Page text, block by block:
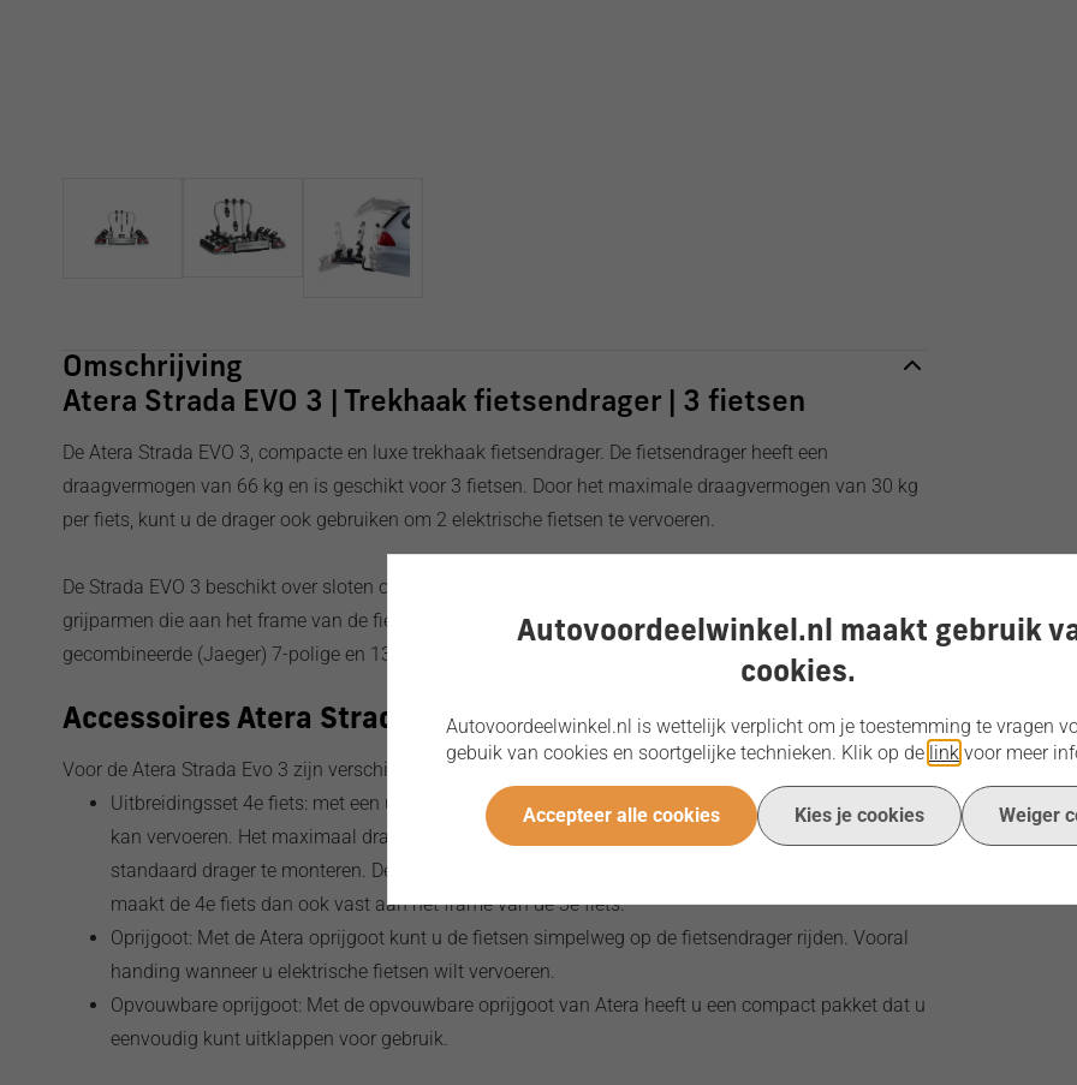
Omschrijving
Atera Strada EVO 3 | Trekhaak fietsendrager | 3 fietsen
De Atera Strada EVO 3, compacte en luxe trekhaak fietsendrager. De fietsendrager heeft een
draagvermogen van 66 kg en is geschikt voor 3 fietsen. Door het maximale draagvermogen van 30 kg
per fiets, kunt u de drager ook gebruiken om 2 elektrische fietsen te vervoeren.
De Strada EVO 3 beschikt over sloten op zowel de trekhaak bevestiging als op de framklemmen (de
grijparmen die aan het frame van de fiets worden bevestigd). Daarnaast heeft de EVO 3 een
gecombineerde (Jaeger) 7-polige en 13-polige stekkeraansluiting.
Accessoires Atera Strada Evo 3
Voor de Atera Strada Evo 3 zijn verschillende accessoires verkrijgbaar:
Uitbreidingsset 4e fiets: met een uitbreidingsset er voor kan zorgen dat de fietsendrager 4 fietsen
kan vervoeren. Het maximaal draagvermogen van de uitbreiding is 15 kg en eenvoudig aan de
standaard drager te monteren. De extra fietsgoot wordt geleverd met een dubbele frameklem, u
maakt de 4e fiets dan ook vast aan het frame van de 3e fiets.
Oprijgoot: Met de Atera oprijgoot kunt u de fietsen simpelweg op de fietsendrager rijden. Vooral
handing wanneer u elektrische fietsen wilt vervoeren.
Opvouwbare oprijgoot: Met de opvouwbare oprijgoot van Atera heeft u een compact pakket dat u
eenvoudig kunt uitklappen voor gebruik.
Autovoordeelwinkel.nl maakt gebruik
cookies.
Autovoordeelwinkel.nl is wettelijk verplicht om je toestemming te vragen
gebuik van cookies en soortgelijke technieken. Klik op de link voor meer
Accepteer alle cookies Kies je cookies Weiger